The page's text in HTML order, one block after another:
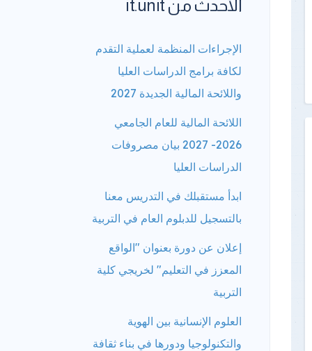
الأحدث من it.unit
الإجراءات المنظمة لعملية التقدم
لكافة برامج الدراسات العليا
واللائحة المالية الجديدة 2027
اللائحة المالية للعام الجامعي
2026- 2027 بيان مصروفات
الدراسات العليا
ابدأ مستقبلك في التدريس معنا
بالتسجيل للدبلوم العام في التربية
إعلان عن دورة بعنوان "الواقع
المعزز في التعليم" لخريجي كلية
التربية
العلوم الإنسانية بين الهوية
والتكنولوجيا ودورها في بناء ثقافة